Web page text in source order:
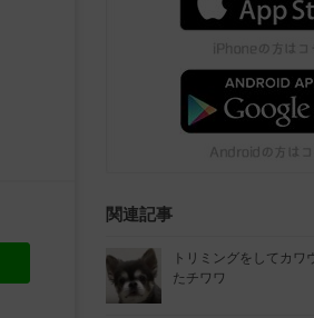
関連記事
トリミングをしてカワ
たチワワ